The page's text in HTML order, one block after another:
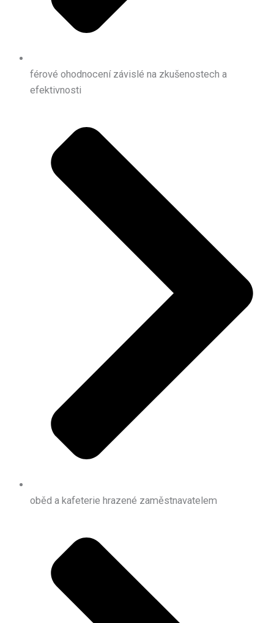
férové ohodnocení závislé na zkušenostech a
efektivnosti
oběd a kafeterie hrazené zaměstnavatelem